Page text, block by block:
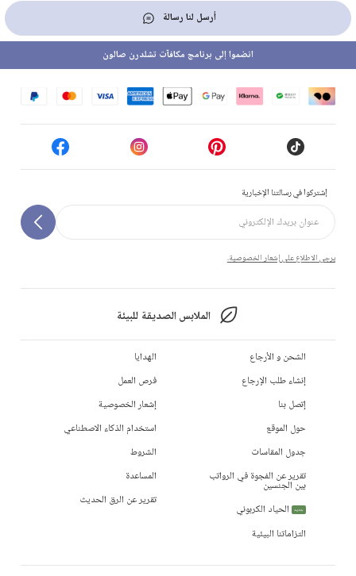
أرسل لنا رسالة
إشتركوا في رسالتنا الإخبارية
يرجى الاطلاع على إشعار الخصوصية.
الملابس الصديقة للبيئة
انضموا إلى برنامج مكافآت تشلدرن صالون
الشحن و الأرجاع
إنشاء طلب الإرجاع
إتصل بنا
حول الموقع
جدول المقاسات
تقرير عن الفجوة في الرواتب
بين الجنسين
جديد
الحياد الكربوني
التزاماتنا البيئية
الهدايا
فرص العمل
إشعار الخصوصية
استخدام الذكاء الاصطناعي
الشروط
المساعدة
تقرير عن الرق الحديث